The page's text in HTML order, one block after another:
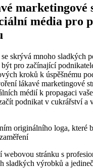
marketingové
média pro
skrývá mnoho sladkých
pro začínající
kroků k úspěšnému
lákavé marketingové
médií k propagaci
podnikat v cukrářství a
originálního loga, které
webovou stránku s
sladkých výrobků a